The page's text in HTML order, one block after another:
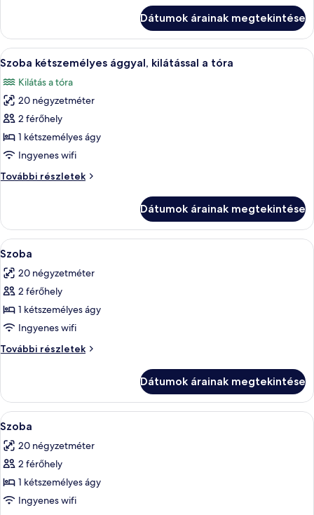
további
részletei
Dátumok árainak megtekintése
A
következő
szoba
összes
képének
megtekintése:
Szoba
ággyal,
tóra
Egy szállodai szoba, amelyben egy
8
Szoba kétszemélyes ággyal, kilátással a tóra
Kilátás a tóra
20 négyzetméter
2 férőhely
1 kétszemélyes ágy
Ingyenes wifi
További részletek
Szoba
a
tóra
további
Dátumok árainak megtekintése
A
következő
szoba
összes
képének
megtekintése:
Szoba
Egy szállodai szoba, amelyben egy
2
Szoba
20 négyzetméter
2 férőhely
1 kétszemélyes ágy
Ingyenes wifi
További részletek
Szoba
Dátumok árainak megtekintése
A
következő
szoba
összes
képének
megtekintése:
Egy szállodai szoba, amelyben egy
8
Szoba
20 négyzetméter
2 férőhely
1 kétszemélyes ágy
Ingyenes wifi